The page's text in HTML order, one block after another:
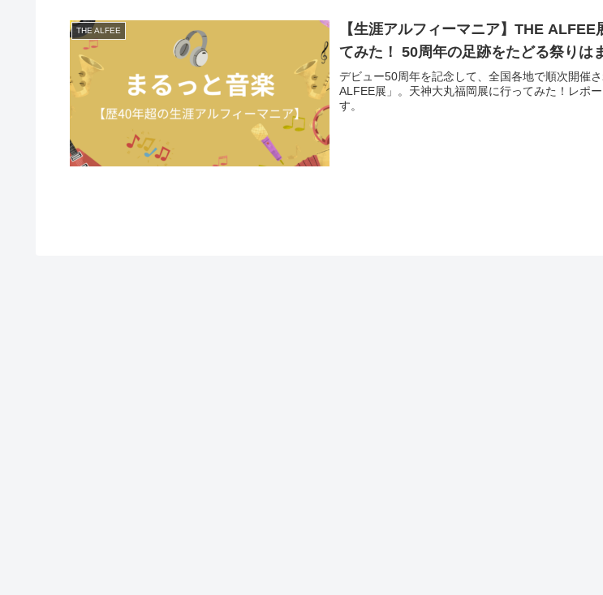
THE ALFEE
【生涯アルフィーマニア】THE ALFEE
てみた！ 50周年の足跡をたどる祭りは
デビュー50周年を記念して、全国各地で順次開催
ALFEE展」。天神大丸福岡展に行ってみた！レポ
す。